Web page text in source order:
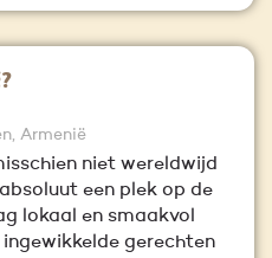
Armenië
niet wereldwijd
een plek op de
lokaal en smaakvol
gerechten